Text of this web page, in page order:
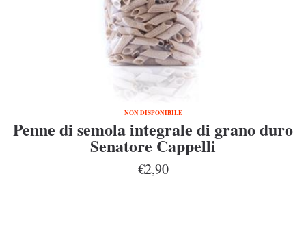
NON DISPONIBILE
Penne di semola integrale di grano duro
Senatore Cappelli
€2,90